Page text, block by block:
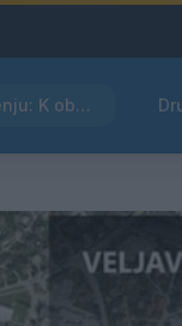
Kam čez vikend v Velenju: K obisku vabi Poletni bolšji sejem